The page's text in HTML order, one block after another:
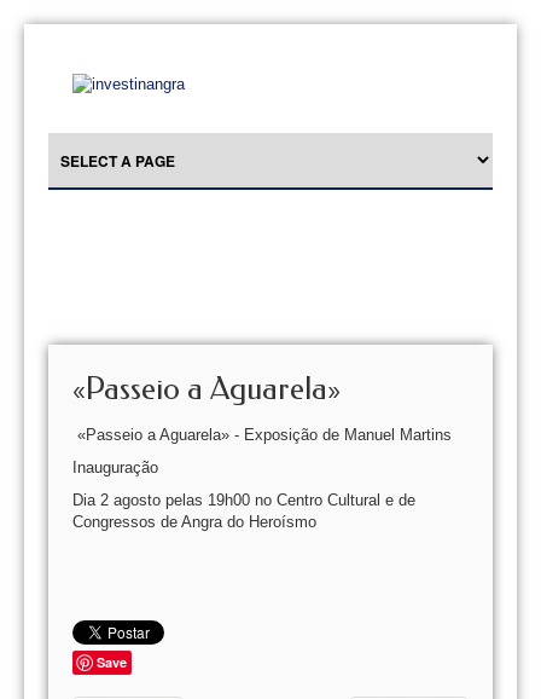
«Passeio a Aguarela»
«Passeio a Aguarela» - Exposição de Manuel Martins
Inauguração
Dia 2 agosto pelas 19h00 no Centro Cultural e de
Congressos de Angra do Heroísmo
Save